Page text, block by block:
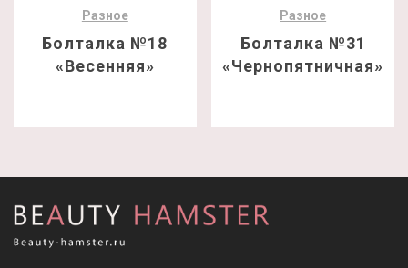
Разное
Болталка №18
«Весенняя»
Разное
Болталка №31
«Чернопятничная»